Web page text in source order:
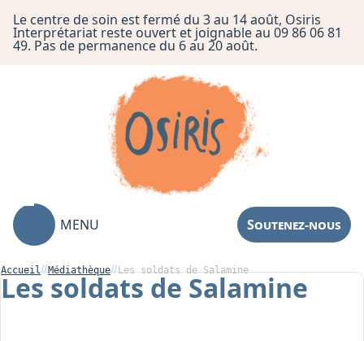
Le centre de soin est fermé du 3 au 14 août, Osiris
Interprétariat reste ouvert et joignable au 09 86 06 81
49. Pas de permanence du 6 au 20 août.
MENU Soutenez-nous
Accueil Médiathèque Les soldats de Salamine
Les soldats de Salamine